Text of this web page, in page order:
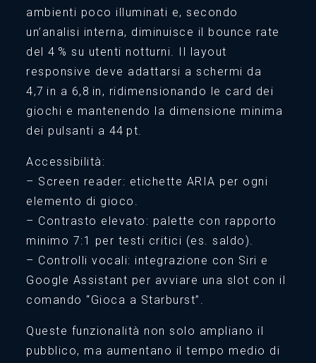
ambienti poco illuminati e, secondo
un’analisi interna, diminuisce il bounce rate
del 4 % su utenti notturni. Il layout
responsive deve adattarsi a schermi da
4,7 in a 6,8 in, ridimensionando le card dei
giochi e mantenendo la dimensione minima
dei pulsanti a 44 pt.
Accessibilità:
– Screen reader: etichette ARIA per ogni
elemento di gioco.
– Contrasto elevato: palette con rapporto
minimo 7:1 per testi critici (es. saldo).
– Controlli vocali: integrazione con Siri e
Google Assistant per avviare una slot con il
comando “Gioca a Starburst”.
Queste funzionalità non solo ampliano il
pubblico, ma aumentano il tempo medio di